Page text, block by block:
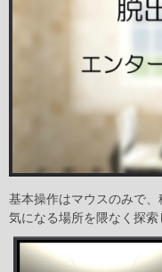
基本操作はマウスのみで、
気になる場所を隈なく探索